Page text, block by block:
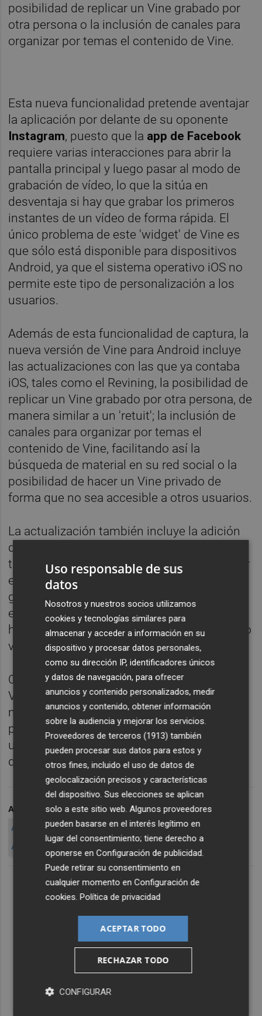
posibilidad de replicar un Vine grabado por
otra persona o la inclusión de canales para
organizar por temas el contenido de Vine.
Esta nueva funcionalidad pretende aventajar
la aplicación por delante de su oponente
Instagram, puesto que la app de Facebook
requiere varias interacciones para abrir la
pantalla principal y luego pasar al modo de
grabación de vídeo, lo que la sitúa en
desventaja si hay que grabar los primeros
instantes de un vídeo de forma rápida. El
único problema de este 'widget' de Vine es
que sólo está disponible para dispositivos
Android, ya que el sistema operativo iOS no
permite este tipo de personalización a los
usuarios.
Además de esta funcionalidad de captura, la
nueva versión de Vine para Android incluye
las actualizaciones con las que ya contaba
iOS, tales como el Revining, la posibilidad de
replicar un Vine grabado por otra persona, de
manera similar a un 'retuit'; la inclusión de
canales para organizar por temas el
contenido de Vine, facilitando así la
búsqueda de material en su red social o la
posibilidad de hacer un Vine privado de
forma que no sea accesible a otros usuarios.
La actualización también incluye la adición
de herramientas a la pantalla de grabación,
tales como líneas guía para encuadrar mejor
el vídeo; la visualización del "fantasma" de la
grabación anterior para mantener
estabilizados los vídeos stop-motion o la
habilidad de borrar y volver a grabar el último
vídeo.
Queda claro, con estas actualizaciones, que
Vine está comprometido con el
mantenimiento de su calidad y con
proporcionar una buena experiencia al
usuario, mientras continúa en su lucha para
destronar Instagram.
ARCHIVADO EN VINE ANDROID
WIDGET
ACCESO DIRECTO
PANTALLA PRINCIPAL
ACTUALIZACIÓN
Uso responsable de sus
datos
Nosotros y nuestros socios utilizamos
cookies y tecnologías similares para
almacenar y acceder a información en su
dispositivo y procesar datos personales,
como su dirección IP, identificadores únicos
y datos de navegación, para ofrecer
anuncios y contenido personalizados, medir
anuncios y contenido, obtener información
sobre la audiencia y mejorar los servicios.
Proveedores de terceros (1913) también
pueden procesar sus datos para estos y
otros fines, incluido el uso de datos de
geolocalización precisos y características
del dispositivo. Sus elecciones se aplican
solo a este sitio web. Algunos proveedores
pueden basarse en el interés legítimo en
lugar del consentimiento; tiene derecho a
oponerse enConfiguración de publicidad.
Puede retirar su consentimiento en
cualquier momento enConfiguración de
cookies.Política de privacidad
ACEPTAR TODO
RECHAZAR TODO
CONFIGURAR